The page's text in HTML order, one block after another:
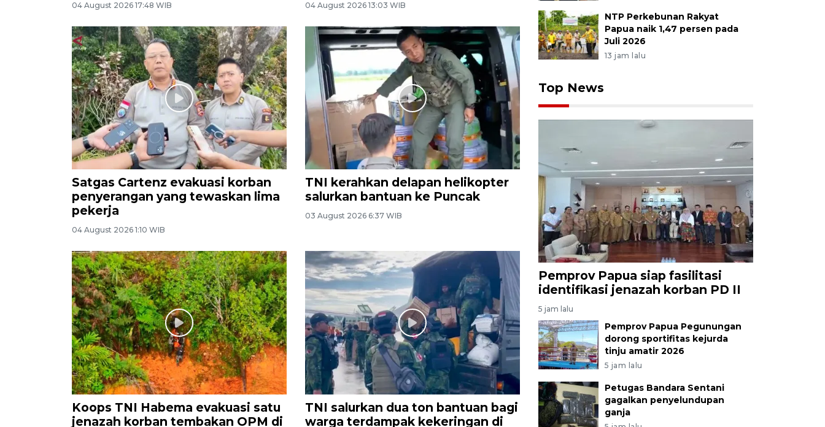
04 August 2026 17:48 WIB 04 August 2026 13:03 WIB
Satgas Cartenz evakuasi korban
penyerangan yang tewaskan lima
pekerja
04 August 2026 1:10 WIB
TNI kerahkan delapan helikopter
salurkan bantuan ke Puncak
03 August 2026 6:37 WIB
Koops TNI Habema evakuasi satu
jenazah korban tembakan OPM di
TNI salurkan dua ton bantuan bagi
warga terdampak kekeringan di
NTP Perkebunan Rakyat
Papua naik 1,47 persen pada
Juli 2026
13 jam lalu
Top News
Pemprov Papua siap fasilitasi
identifikasi jenazah korban PD II
5 jam lalu
Pemprov Papua Pegunungan
dorong sportifitas kejurda
tinju amatir 2026
5 jam lalu
Petugas Bandara Sentani
gagalkan penyelundupan
ganja